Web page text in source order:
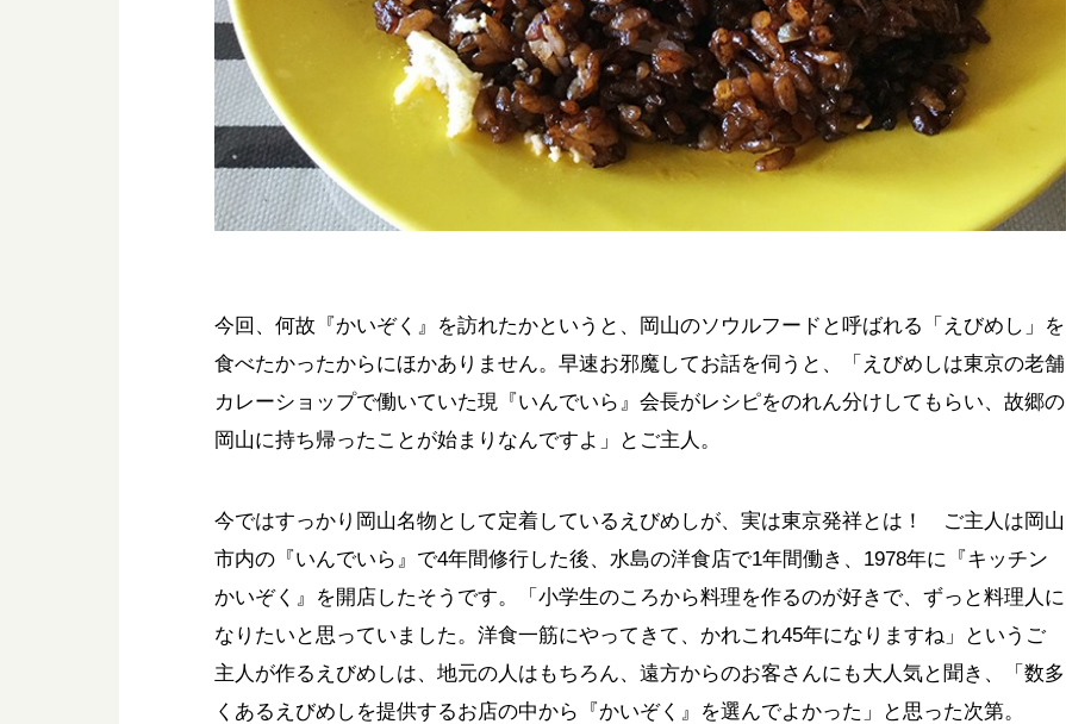
今回、何故『かいぞく』を訪れたかというと、岡山のソウルフードと呼ばれる「えびめし」を
食べたかったからにほかありません。早速お邪魔してお話を伺うと、「えびめしは東京の老舗
カレーショップで働いていた現『いんでいら』会長がレシピをのれん分けしてもらい、故郷の
岡山に持ち帰ったことが始まりなんですよ」とご主人。
今ではすっかり岡山名物として定着しているえびめしが、実は東京発祥とは！ ご主人は岡山
市内の『いんでいら』で4年間修行した後、水島の洋食店で1年間働き、1978年に『キッチン
かいぞく』を開店したそうです。「小学生のころから料理を作るのが好きで、ずっと料理人に
なりたいと思っていました。洋食一筋にやってきて、かれこれ45年になりますね」というご
主人が作るえびめしは、地元の人はもちろん、遠方からのお客さんにも大人気と聞き、「数多
くあるえびめしを提供するお店の中から『かいぞく』を選んでよかった」と思った次第。